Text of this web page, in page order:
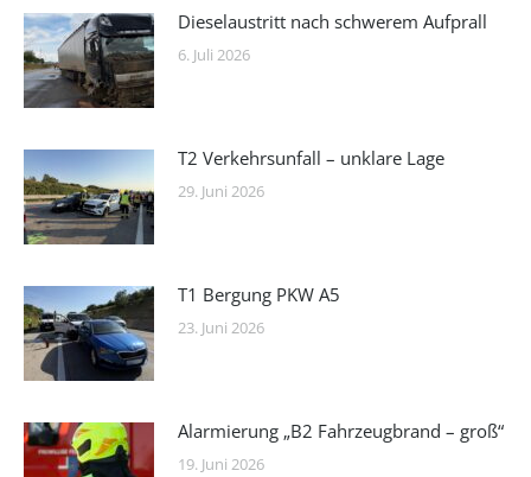
Dieselaustritt nach schwerem Aufprall
6. Juli 2026
T2 Verkehrsunfall – unklare Lage
29. Juni 2026
T1 Bergung PKW A5
23. Juni 2026
Alarmierung „B2 Fahrzeugbrand – groß“
19. Juni 2026